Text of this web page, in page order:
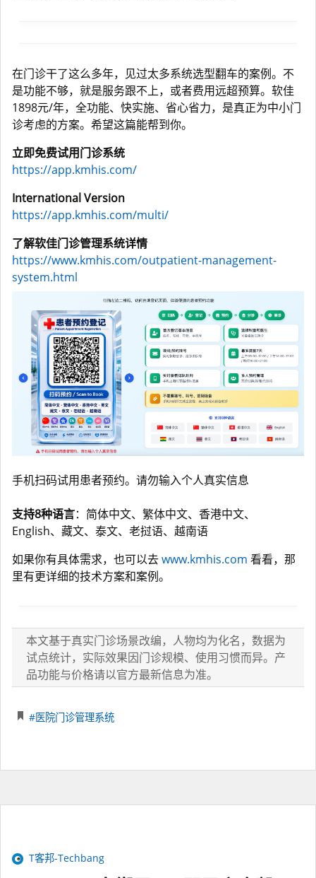
在门诊干了这么多年，见过太多系统选型翻车的案例。不
是功能不够，就是服务跟不上，或者费用远超预算。软佳
1898元/年，全功能、快实施、省心省力，是真正为中小门
诊考虑的方案。希望这篇能帮到你。
立即免费试用门诊系统
https://app.kmhis.com/
International Version
https://app.kmhis.com/multi/
了解软佳门诊管理系统详情
https://www.kmhis.com/outpatient-management-
system.html
手机扫码试用患者预约。请勿输入个人真实信息
支持8种语言：简体中文、繁体中文、香港中文、
English、藏文、泰文、老挝语、越南语
如果你有具体需求，也可以去www.kmhis.com 看看，那
里有更详细的技术方案和案例。
本文基于真实门诊场景改编，人物均为化名，数据为
试点统计，实际效果因门诊规模、使用习惯而异。产
品功能与价格请以官方最新信息为准。
#医院门诊管理系统
T客邦-Techbang